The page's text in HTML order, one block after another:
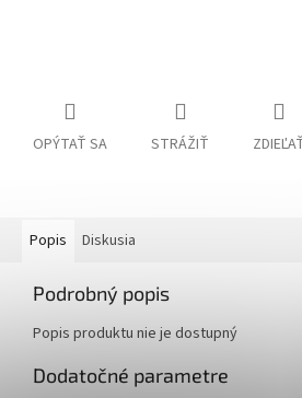
OPÝTAŤ SA STRÁŽIŤ
Popis Diskusia
Podrobný popis
Popis produktu nie je dostupný
Dodatočné parametre